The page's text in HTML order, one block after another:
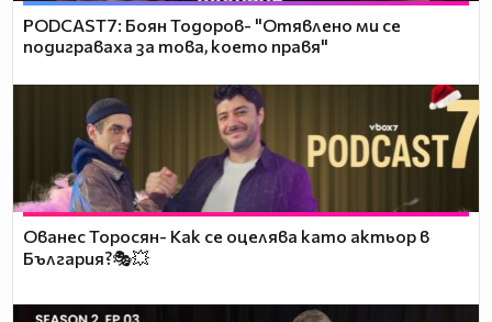
PODCAST7: ‪Боян Тодоров- "Отявлено ми се
подиграваха за това, което правя"
Ованес Торосян- Как се оцелява като актьор в
България?🎭💥